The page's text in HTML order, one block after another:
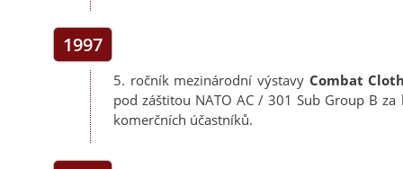
1997
5. ročník mezinárodní výstavy Combat
pod záštitou NATO AC / 301 Sub Group B
komerčních účastníků.